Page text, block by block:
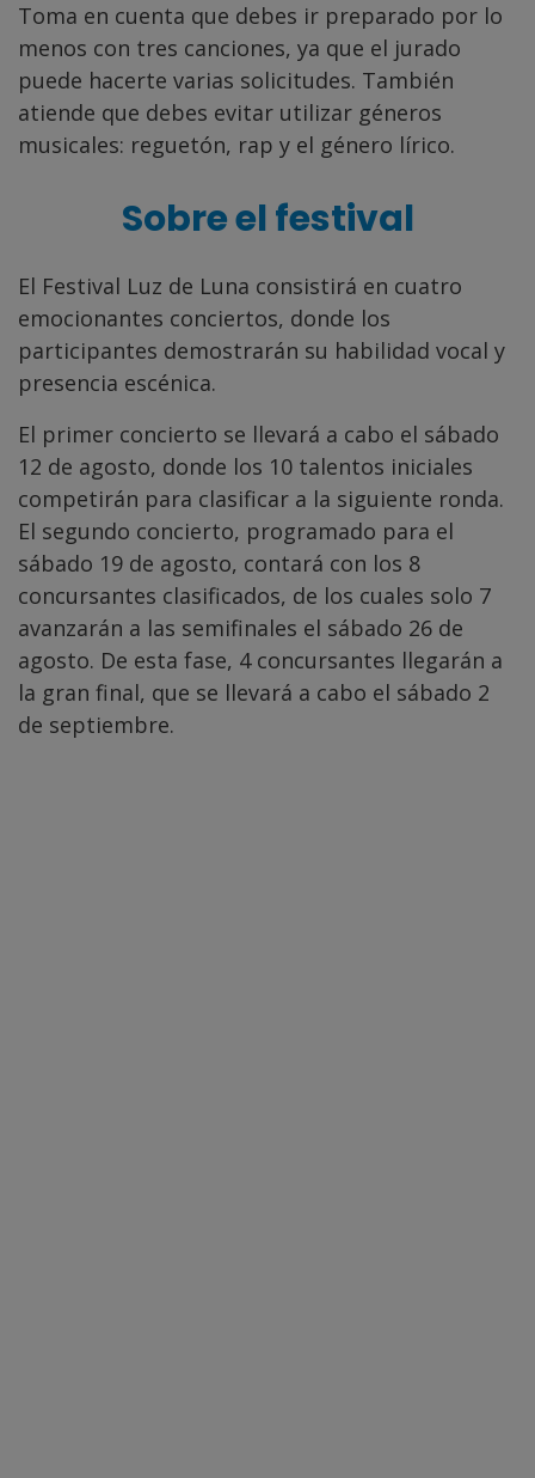
Toma en cuenta que debes ir preparado por lo
menos con tres canciones, ya que el jurado
puede hacerte varias solicitudes. También
atiende que debes evitar utilizar géneros
musicales: reguetón, rap y el género lírico.
Sobre el festival
El Festival Luz de Luna consistirá en cuatro
emocionantes conciertos, donde los
participantes demostrarán su habilidad vocal y
presencia escénica.
El primer concierto se llevará a cabo el sábado
12 de agosto, donde los 10 talentos iniciales
competirán para clasificar a la siguiente ronda.
El segundo concierto, programado para el
sábado 19 de agosto, contará con los 8
concursantes clasificados, de los cuales solo 7
avanzarán a las semifinales el sábado 26 de
agosto. De esta fase, 4 concursantes llegarán a
la gran final, que se llevará a cabo el sábado 2
de septiembre.